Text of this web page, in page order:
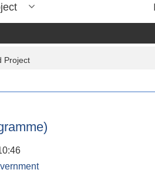
Project